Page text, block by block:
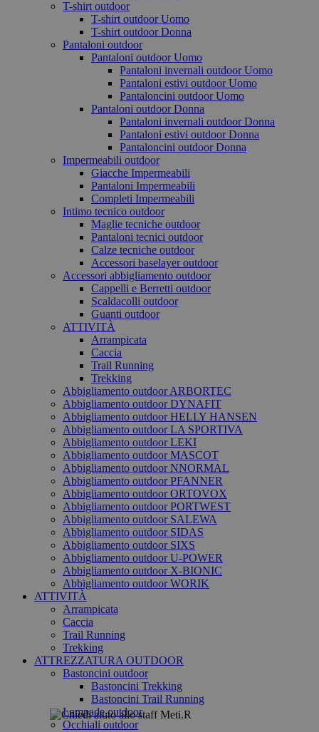
T-shirt outdoor
T-shirt outdoor Uomo
T-shirt outdoor Donna
Pantaloni outdoor
Pantaloni outdoor Uomo
Pantaloni invernali outdoor Uomo
Pantaloni estivi outdoor Uomo
Pantaloncini outdoor Uomo
Pantaloni outdoor Donna
Pantaloni invernali outdoor Donna
Pantaloni estivi outdoor Donna
Pantaloncini outdoor Donna
Impermeabili outdoor
Giacche Impermeabili
Pantaloni Impermeabili
Completi Impermeabili
Intimo tecnico outdoor
Maglie tecniche outdoor
Pantaloni tecnici outdoor
Calze tecniche outdoor
Accessori baselayer outdoor
Accessori abbigliamento outdoor
Cappelli e Berretti outdoor
Scaldacolli outdoor
Guanti outdoor
ATTIVITÀ
Arrampicata
Caccia
Trail Running
Trekking
Abbigliamento outdoor ARBORTEC
Abbigliamento outdoor DYNAFIT
Abbigliamento outdoor HELLY HANSEN
Abbigliamento outdoor LA SPORTIVA
Abbigliamento outdoor LEKI
Abbigliamento outdoor MASCOT
Abbigliamento outdoor NNORMAL
Abbigliamento outdoor PFANNER
Abbigliamento outdoor ORTOVOX
Abbigliamento outdoor PORTWEST
Abbigliamento outdoor SALEWA
Abbigliamento outdoor SIDAS
Abbigliamento outdoor SIXS
Abbigliamento outdoor U-POWER
Abbigliamento outdoor X-BIONIC
Abbigliamento outdoor WORIK
ATTIVITÀ
Arrampicata
Caccia
Trail Running
Trekking
ATTREZZATURA OUTDOOR
Bastoncini outdoor
Bastoncini Trekking
Bastoncini Trail Running
Lampade outdoor
Occhiali outdoor